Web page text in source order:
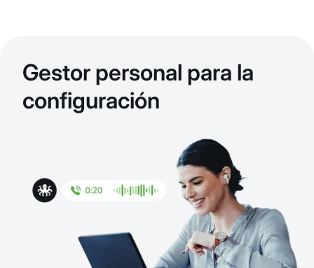
Gestor personal para la
configuración